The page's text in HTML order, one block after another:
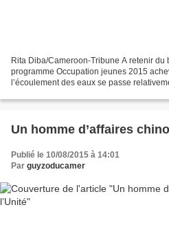
Rita Diba/Cameroon-Tribune A retenir du
programme Occupation jeunes 2015
l’écoulement des eaux se passe
Un homme d’affaires
Publié le 10/08/2015 à 14:01
Par guyzoducamer